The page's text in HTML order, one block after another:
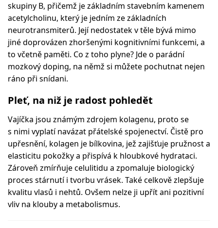
skupiny B, přičemž je základním stavebním kamenem
acetylcholinu, který je jedním ze základních
neurotransmiterů. Její nedostatek v těle bývá mimo
jiné doprovázen zhoršenými kognitivními funkcemi, a
to včetně paměti. Co z toho plyne? Jde o parádní
mozkový doping, na němž si můžete pochutnat nejen
ráno při snídani.
Pleť, na niž je radost pohledět
Vajíčka jsou známým zdrojem kolagenu, proto se
s nimi vyplatí navázat přátelské spojenectví. Čistě pro
upřesnění, kolagen je bílkovina, jež zajišťuje pružnost a
elasticitu pokožky a přispívá k hloubkové hydrataci.
Zároveň zmírňuje celulitidu a zpomaluje biologický
proces stárnutí i tvorbu vrásek. Také celkově zlepšuje
kvalitu vlasů i nehtů. Ovšem nelze ji upřít ani pozitivní
vliv na klouby a metabolismus.